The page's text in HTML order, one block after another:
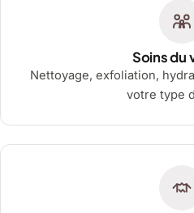
Soins du
Nettoyage, exfoliation,
votre type